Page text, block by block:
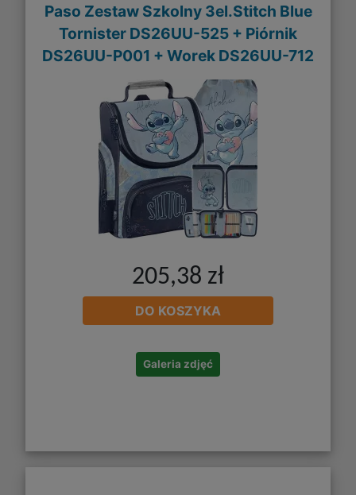
Paso Zestaw Szkolny 3el.Stitch Blue
Tornister DS26UU-525 + Piórnik
DS26UU-P001 + Worek DS26UU-712
205,38 zł
DO KOSZYKA
Galeria zdjęć